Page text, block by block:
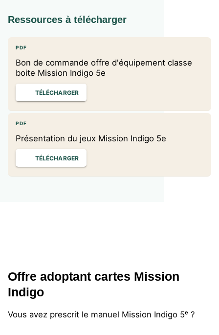
Ressources à télécharger
PDF
Bon de commande offre d'équipement classe
boite Mission Indigo 5e
TÉLÉCHARGER
PDF
Présentation du jeux Mission Indigo 5e
TÉLÉCHARGER
Offre adoptant cartes Mission
Indigo
Vous avez prescrit le manuel Mission Indigo 5ᵉ ?